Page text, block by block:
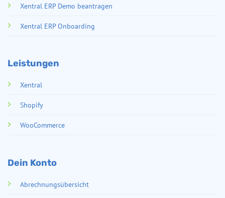
Xentral ERP Demo beantragen
Xentral ERP Onboarding
Leistungen
Xentral
Shopify
WooCommerce
Dein Konto
Abrechnungsübersicht